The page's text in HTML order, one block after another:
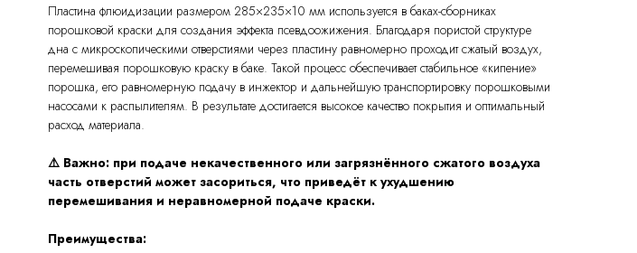
Пластина флюидизации размером 285×235×10 мм используется в баках-сборниках
порошковой краски для создания эффекта псевдоожижения. Благодаря пористой структуре
дна с микроскопическими отверстиями через пластину равномерно проходит сжатый воздух,
перемешивая порошковую краску в баке. Такой процесс обеспечивает стабильное «кипение»
порошка, его равномерную подачу в инжектор и дальнейшую транспортировку порошковыми
насосами к распылителям. В результате достигается высокое качество покрытия и оптимальный
расход материала.
⚠️ Важно: при подаче некачественного или загрязнённого сжатого воздуха
часть отверстий может засориться, что приведёт к ухудшению
перемешивания и неравномерной подаче краски.
Преимущества: